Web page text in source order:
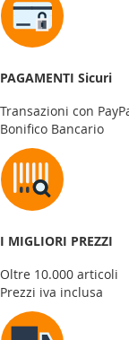
PAGAMENTI Sicuri
Transazioni con
Bonifico Bancario
I MIGLIORI PREZZI
Oltre 10.000 articoli
Prezzi iva inclusa